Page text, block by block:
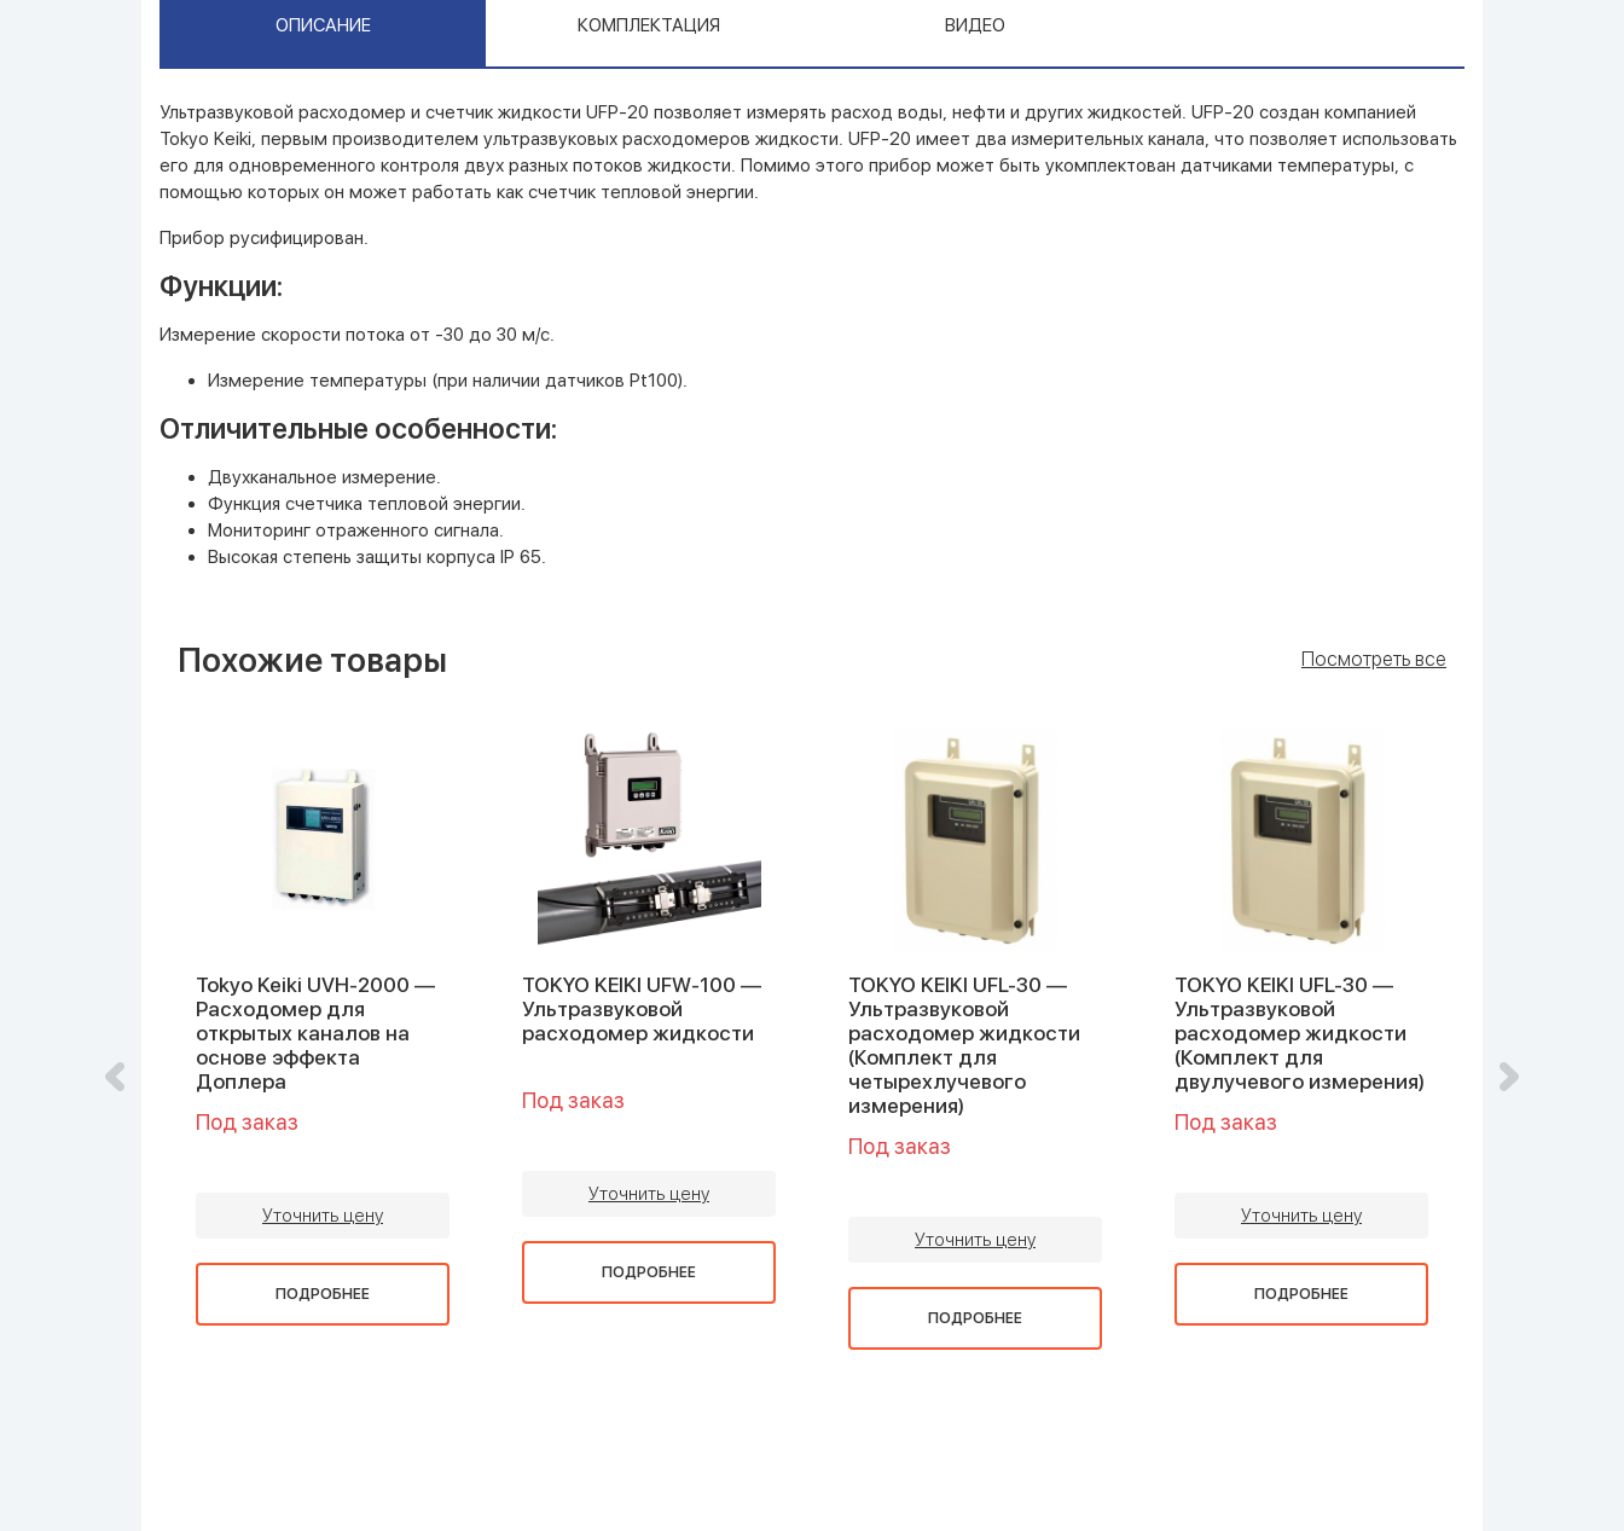
ОПИСАНИЕ КОМПЛЕКТАЦИЯ ВИДЕО
Ультразвуковой расходомер и счетчик жидкости UFP-20 позволяет измерять расход воды, нефти и других жидкостей. UFP-20 создан компанией
Tokyo Keiki, первым производителем ультразвуковых расходомеров жидкости. UFP-20 имеет два измерительных канала, что позволяет использовать
его для одновременного контроля двух разных потоков жидкости. Помимо этого прибор может быть укомплектован датчиками температуры, с
помощью которых он может работать как счетчик тепловой энергии.
Прибор русифицирован.
Функции:
Измерение скорости потока от -30 до 30 м/с.
Измерение температуры (при наличии датчиков Pt100).
Отличительные особенности:
Двухканальное измерение.
Функция счетчика тепловой энергии.
Мониторинг отраженного сигнала.
Высокая степень защиты корпуса IP 65.
Похожие товары Посмотреть все
Tokyo Keiki UVH-2000 —
Расходомер для
открытых каналов на
основе эффекта
Доплера
Под заказ
Уточнить цену
ПОДРОБНЕЕ
TOKYO KEIKI UFW-100 —
Ультразвуковой
расходомер жидкости
Под заказ
Уточнить цену
ПОДРОБНЕЕ
TOKYO KEIKI UFL-30 —
Ультразвуковой
расходомер жидкости
(Комплект для
четырехлучевого
измерения)
Под заказ
Уточнить цену
ПОДРОБНЕЕ
TOKYO KEIKI UFL-30 —
Ультразвуковой
расходомер жидкости
(Комплект для
двулучевого измерения)
Под заказ
Уточнить цену
ПОДРОБНЕЕ
(Комплект